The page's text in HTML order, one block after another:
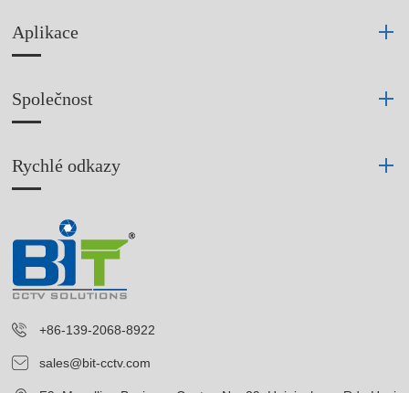
Aplikace
Společnost
Rychlé odkazy
+86-139-2068-8922
sales@bit-cctv.com